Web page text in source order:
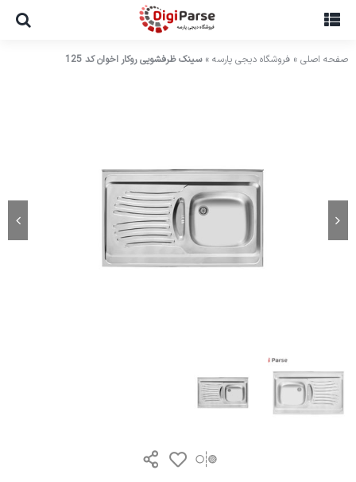
صفحه اصلی » فروشگاه دیجی پارسه »سینک ظرفشویی روکار اخوان کد 125